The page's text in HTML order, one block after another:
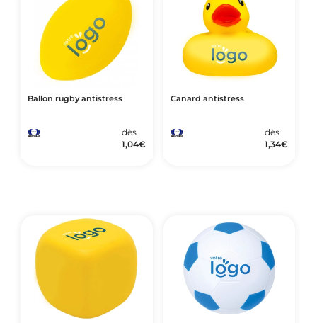
Ballon rugby antistress
dès
1,04€
Canard antistress
dès
1,34€